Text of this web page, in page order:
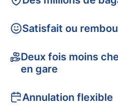
Satisfait ou
Deux fois moins
en gare
Annulation flexible